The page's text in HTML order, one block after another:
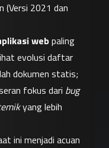
(Versi 2021 dan
web paling
evolusi daftar
dokumen statis;
fokus dari bug
yang lebih
ini menjadi acuan